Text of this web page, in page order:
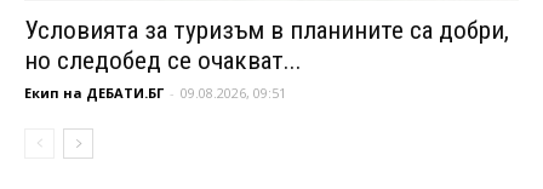
Условията за туризъм в планините са добри,
но следобед се очакват...
Екип на ДЕБАТИ.БГ - 09.08.2026, 09:51